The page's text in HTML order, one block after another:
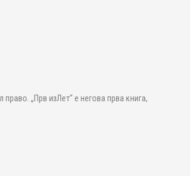
„Прв изЛет“ е негова прва книга,